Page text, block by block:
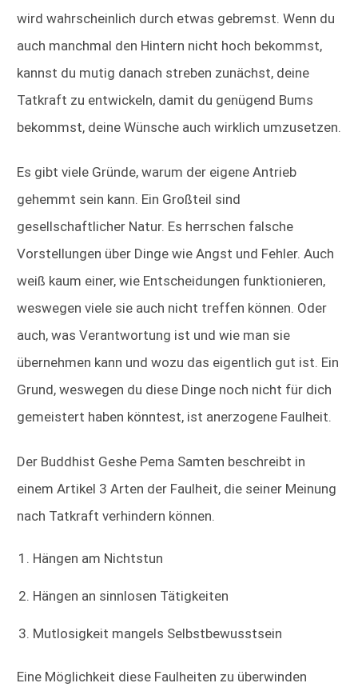
wird wahrscheinlich durch etwas gebremst. Wenn du
auch manchmal den Hintern nicht hoch bekommst,
kannst du mutig danach streben zunächst, deine
Tatkraft zu entwickeln, damit du genügend Bums
bekommst, deine Wünsche auch wirklich umzusetzen.
Es gibt viele Gründe, warum der eigene Antrieb
gehemmt sein kann. Ein Großteil sind
gesellschaftlicher Natur. Es herrschen falsche
Vorstellungen über Dinge wie Angst und Fehler. Auch
weiß kaum einer, wie Entscheidungen funktionieren,
weswegen viele sie auch nicht treffen können. Oder
auch, was Verantwortung ist und wie man sie
übernehmen kann und wozu das eigentlich gut ist. Ein
Grund, weswegen du diese Dinge noch nicht für dich
gemeistert haben könntest, ist anerzogene Faulheit.
Der Buddhist Geshe Pema Samten beschreibt in
einem Artikel 3 Arten der Faulheit, die seiner Meinung
nach Tatkraft verhindern können.
Hängen am Nichtstun
Hängen an sinnlosen Tätigkeiten
Mutlosigkeit mangels Selbstbewusstsein
Eine Möglichkeit diese Faulheiten zu überwinden